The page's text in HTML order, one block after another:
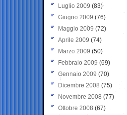
Luglio 2009 (83)
Giugno 2009 (76)
Maggio 2009 (72)
Aprile 2009 (74)
Marzo 2009 (50)
Febbraio 2009 (69)
Gennaio 2009 (70)
Dicembre 2008 (75)
Novembre 2008 (77)
Ottobre 2008 (67)